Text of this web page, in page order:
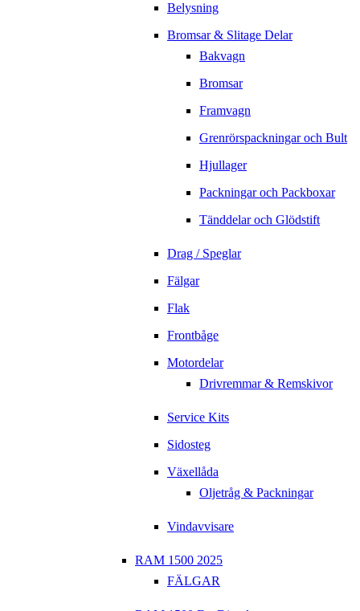
Belysning
Bromsar & Slitage Delar
Bakvagn
Bromsar
Framvagn
Grenrörspackningar och Bult
Hjullager
Packningar och Packboxar
Tänddelar och Glödstift
Drag / Speglar
Fälgar
Flak
Frontbåge
Motordelar
Drivremmar & Remskivor
Service Kits
Sidosteg
Växellåda
Oljetråg & Packningar
Vindavvisare
RAM 1500 2025
FÄLGAR